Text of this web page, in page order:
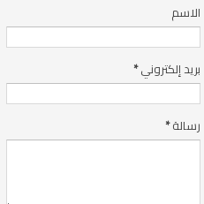
الاسم
بريد إلكتروني*
رسالة*